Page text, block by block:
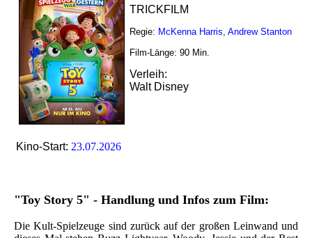
TRICKFILM
Regie: McKenna Harris, Andrew Stanton
Film-Länge: 90 Min.
Verleih:
Walt Disney
Kino-Start: 23.07.2026
"Toy Story 5" - Handlung und Infos zum Film:
Die Kult-Spielzeuge sind zurück auf der großen Leinwand und